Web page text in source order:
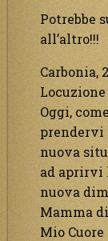
Potrebbe
all’altro!!!
Carbonia,
Oggi,
prendervi
nuova
ad aprirvi
nuova
Mamma
Mio